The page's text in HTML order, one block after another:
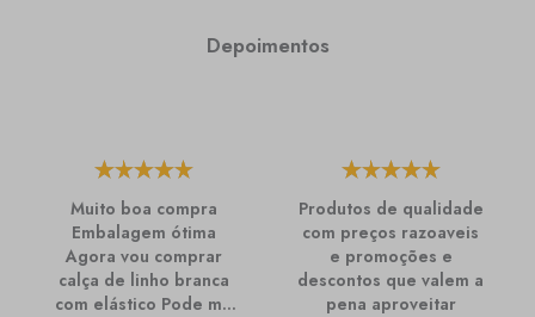
Depoimentos
Muito boa compra
Embalagem ótima
Agora vou comprar
calça de linho branca
com elástico Pode me
Produtos de qualidade
com preços razoaveis
e promoções e
descontos que valem a
pena aproveitar